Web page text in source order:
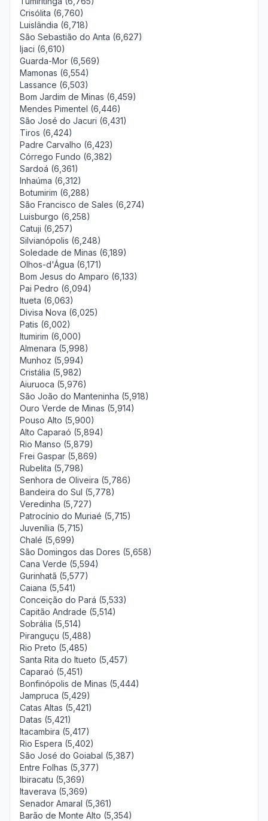
Crisólita (6,760)
Luislândia (6,718)
São Sebastião do Anta (6,627)
Ijaci (6,610)
Guarda-Mor (6,569)
Mamonas (6,554)
Lassance (6,503)
Bom Jardim de Minas (6,459)
Mendes Pimentel (6,446)
São José do Jacuri (6,431)
Tiros (6,424)
Padre Carvalho (6,423)
Córrego Fundo (6,382)
Sardoá (6,361)
Inhaúma (6,312)
Botumirim (6,288)
São Francisco de Sales (6,274)
Luisburgo (6,258)
Catuji (6,257)
Silvianópolis (6,248)
Soledade de Minas (6,189)
Olhos-d'Água (6,171)
Bom Jesus do Amparo (6,133)
Pai Pedro (6,094)
Itueta (6,063)
Divisa Nova (6,025)
Patis (6,002)
Itumirim (6,000)
Almenara (5,998)
Munhoz (5,994)
Cristália (5,982)
Aiuruoca (5,976)
São João do Manteninha (5,918)
Ouro Verde de Minas (5,914)
Pouso Alto (5,900)
Alto Caparaó (5,894)
Rio Manso (5,879)
Frei Gaspar (5,869)
Rubelita (5,798)
Senhora de Oliveira (5,786)
Bandeira do Sul (5,778)
Veredinha (5,727)
Patrocínio do Muriaé (5,715)
Juvenília (5,715)
Chalé (5,699)
São Domingos das Dores (5,658)
Cana Verde (5,594)
Gurinhatã (5,577)
Caiana (5,541)
Conceição do Pará (5,533)
Capitão Andrade (5,514)
Sobrália (5,514)
Piranguçu (5,488)
Rio Preto (5,485)
Santa Rita do Itueto (5,457)
Caparaó (5,451)
Bonfinópolis de Minas (5,444)
Jampruca (5,429)
Catas Altas (5,421)
Datas (5,421)
Itacambira (5,417)
Rio Espera (5,402)
São José do Goiabal (5,387)
Entre Folhas (5,377)
Ibiracatu (5,369)
Itaverava (5,369)
Senador Amaral (5,361)
Barão de Monte Alto (5,354)